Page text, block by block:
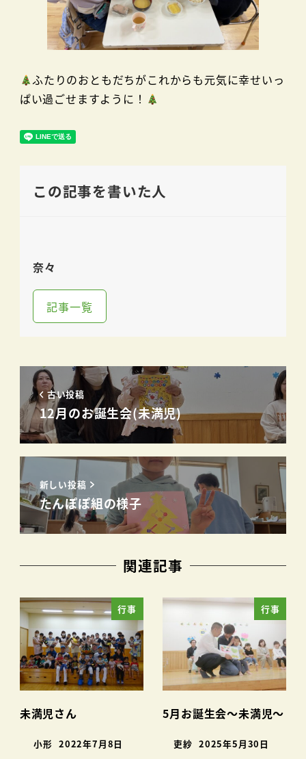
ふたりのおともだちがこれからも元気に幸せいっ
ぱい過ごせますように！
この記事を書いた人
奈々
記事一覧
古い投稿
12月のお誕生会(未満児)
新しい投稿
たんぽぽ組の様子
関連記事
行事
未満児さん
小形 2022年7月8日
行事
5月お誕生会～未満児～
吏紗 2025年5月30日